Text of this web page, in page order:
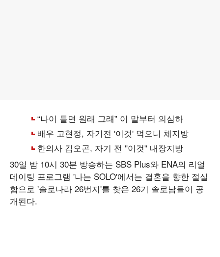
30일 밤 10시 30분 방송하는 SBS Plus와 ENA의 리얼
데이팅 프로그램 '나는 SOLO'에서는 결혼을 향한 절실
함으로 '솔로나라 26번지'를 찾은 26기 솔로남들이 공
개된다.